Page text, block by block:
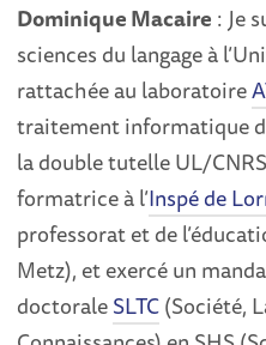
Dominique Macaire : Je
sciences du langage à
rattachée au laboratoire
traitement informatique
la double tutelle UL/
formatrice à l’Inspé de
professorat et de
Metz), et exercé un
doctoraleSLTC(Société,